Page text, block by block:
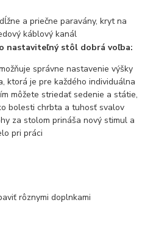
a priečne paravány, kryt na
káblový kanál
nastaviteľný stôl dobrá voľba:
správne nastavenie výšky
ktorá je pre každého individuálna
môžete striedať sedenie a státie,
bolesti chrbta a tuhosť svalov
za stolom prináša nový stimul a
pri práci
rôznymi doplnkami